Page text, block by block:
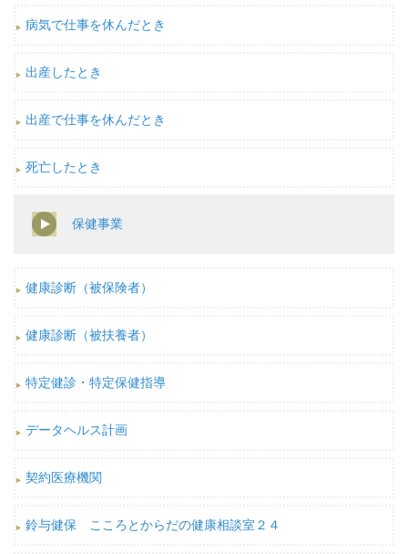
病気で仕事を休んだとき
出産したとき
出産で仕事を休んだとき
死亡したとき
保健事業
健康診断（被保険者）
健康診断（被扶養者）
特定健診・特定保健指導
データヘルス計画
契約医療機関
鈴与健保 こころとからだの健康相談室２４